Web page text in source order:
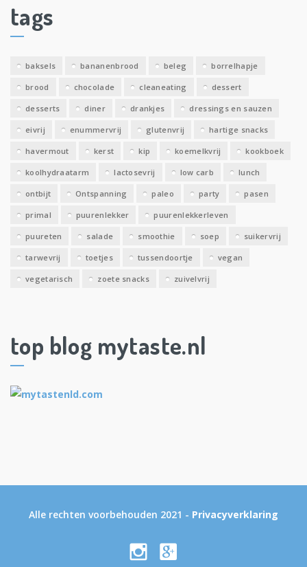
e
v
tags
baksels bananenbrood beleg borrelhapje
brood chocolade cleaneating dessert
desserts diner drankjes dressings en sauzen
eivrij enummervrij glutenvrij hartige snacks
havermout kerst kip koemelkvrij kookboek
koolhydraatarm lactosevrij low carb lunch
ontbijt Ontspanning paleo party pasen
primal puurenlekker puurenlekkerleven
puureten salade smoothie soep suikervrij
tarwevrij toetjes tussendoortje vegan
vegetarisch zoete snacks zuivelvrij
top blog mytaste.nl
Alle rechten voorbehouden 2021 - Privacyverklaring